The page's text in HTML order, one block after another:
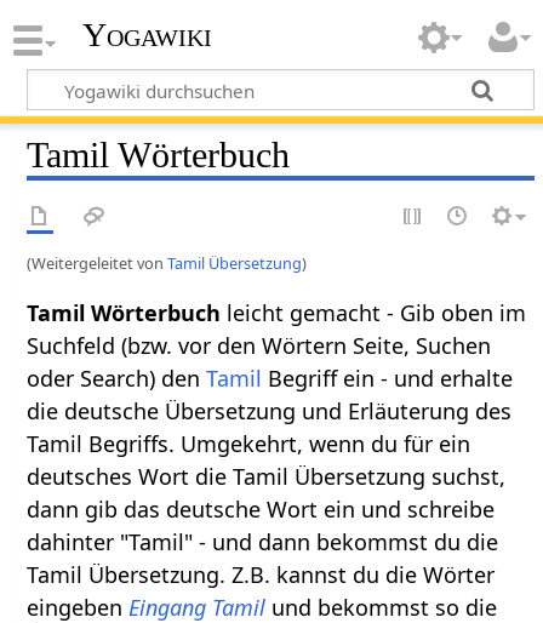
Yogawiki
Tamil Wörterbuch
(Weitergeleitet vonTamil Übersetzung)
Tamil Wörterbuch leicht gemacht - Gib oben im
Suchfeld (bzw. vor den Wörtern Seite, Suchen
oder Search) denTamil Begriff ein - und erhalte
die deutsche Übersetzung und Erläuterung des
Tamil Begriffs. Umgekehrt, wenn du für ein
deutsches Wort die Tamil Übersetzung suchst,
dann gib das deutsche Wort ein und schreibe
dahinter "Tamil" - und dann bekommst du die
Tamil Übersetzung. Z.B. kannst du die Wörter
eingebenEingang Tamil und bekommst so die